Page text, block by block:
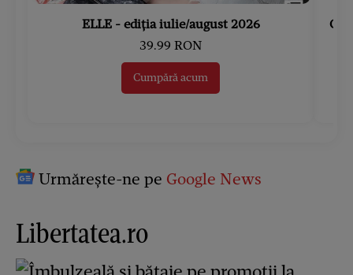
ELLE - ediția iulie/august 2026
39.99 RON
Cumpără acum
Urmărește-ne pe Google News
Libertatea.ro